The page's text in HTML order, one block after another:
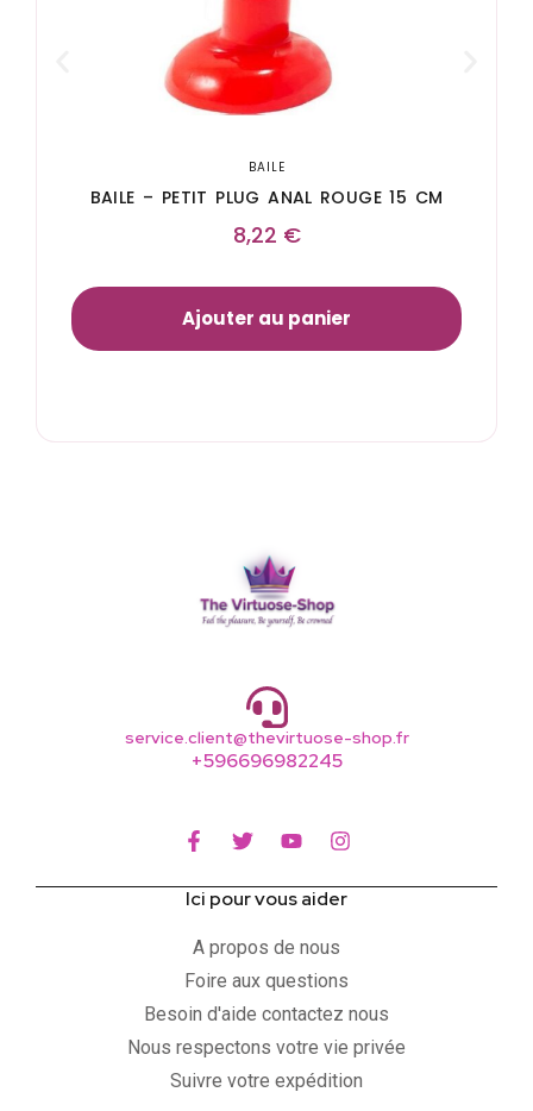
BAILE
BAILE – PETIT PLUG ANAL ROUGE 15 CM
8,22 €
Ajouter au panier
service.client@thevirtuose-shop.fr
+596696982245
Ici pour vous aider
A propos de nous
Foire aux questions
Besoin d'aide contactez nous
Nous respectons votre vie privée
Suivre votre expédition